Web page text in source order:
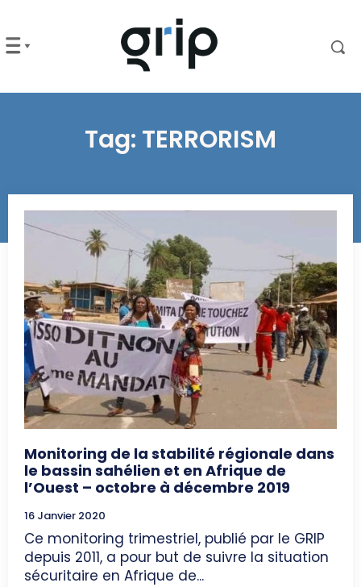
Tag: TERRORISM
Monitoring de la stabilité régionale dans
le bassin sahélien et en Afrique de
l’Ouest – octobre à décembre 2019
16 Janvier 2020
Ce monitoring trimestriel, publié par le GRIP
depuis 2011, a pour but de suivre la situation
sécuritaire en Afrique de...